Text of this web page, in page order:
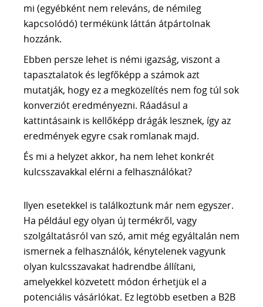
mi (egyébként nem releváns, de némileg
kapcsolódó) termékünk láttán átpártolnak
hozzánk.
Ebben persze lehet is némi igazság, viszont a
tapasztalatok és legfőképp a számok azt
mutatják, hogy ez a megközelítés nem fog túl sok
konverziót eredményezni. Ráadásul a
kattintásaink is kellőképp drágák lesznek, így az
eredmények egyre csak romlanak majd.
És mi a helyzet akkor, ha nem lehet konkrét
kulcsszavakkal elérni a felhasználókat?
Ilyen esetekkel is találkoztunk már nem egyszer.
Ha például egy olyan új termékről, vagy
szolgáltatásról van szó, amit még egyáltalán nem
ismernek a felhasználók, kénytelenek vagyunk
olyan kulcsszavakat hadrendbe állítani,
amelyekkel közvetett módon érhetjük el a
potenciális vásárlókat. Ez legtöbb esetben a B2B